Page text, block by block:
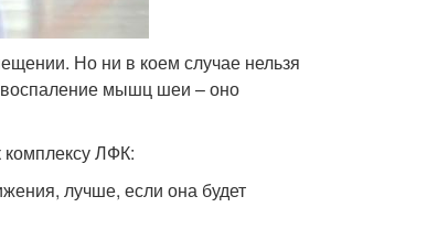
Но ни в коем случае нельзя
воспаление мышц шеи – оно
ЛФК:
лучше, если она будет